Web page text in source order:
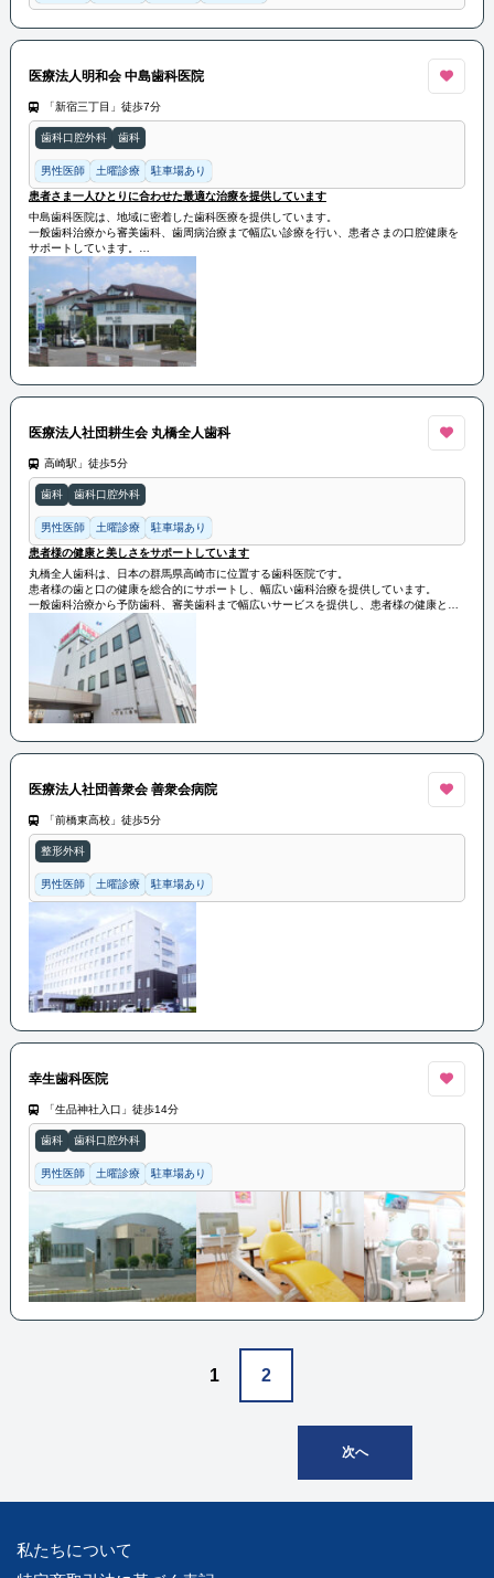
医療法人明和会 中島歯科医院
「新宿三丁目」徒歩7分
歯科口腔外科 歯科
男性医師 土曜診療 駐車場あり
患者さま一人ひとりに合わせた最適な治療を提供しています
中島歯科医院は、地域に密着した歯科医療を提供しています。
一般歯科治療から審美歯科、歯周病治療まで幅広い診療を行い、患者さまの口腔健康を
サポートしています。
丁寧で親身な診療を行い、患者さま一人ひとりに合わせた最適な治療を提供していま
医療法人社団耕生会 丸橋全人歯科
高崎駅」徒歩5分
歯科 歯科口腔外科
男性医師 土曜診療 駐車場あり
患者様の健康と美しさをサポートしています
丸橋全人歯科は、日本の群馬県高崎市に位置する歯科医院です。
患者様の歯と口の健康を総合的にサポートし、幅広い歯科治療を提供しています。
一般歯科治療から予防歯科、審美歯科まで幅広いサービスを提供し、患者様の健康と美
しさをサポートしています。
医療法人社団善衆会 善衆会病院
「前橋東高校」徒歩5分
整形外科
男性医師 土曜診療 駐車場あり
幸生歯科医院
「生品神社入口」徒歩14分
歯科 歯科口腔外科
男性医師 土曜診療 駐車場あり
1 2
次へ
私たちについて